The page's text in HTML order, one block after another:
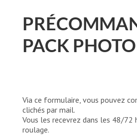
PACK PHOTO
Via ce formulaire, vous pouvez
clichés par mail.
Vous les recevrez dans les 48/72
roulage.